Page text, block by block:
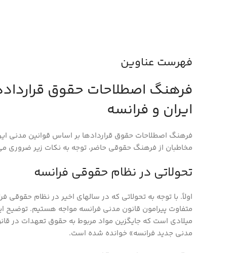
فهرست عناوین
فرهنگ اصطلاحات حقوق
ايران و فرانسه
فرهنگ اصطلاحات حقوق قراردادها بر اساس قوانين مدني
مخاطبان از فرهنگ حقوقی حاضر، توجه به نکات زیر ضروری
تحولاتی در نظام حقوقی فرانسه
اولاً. با توجه به تحولاتی که در سال­های اخیر در نظام
میلادی است که جایگزین مواد مربوط به حقوق تعهدات در
مدنی جدید فرانسه» خوانده شده است.